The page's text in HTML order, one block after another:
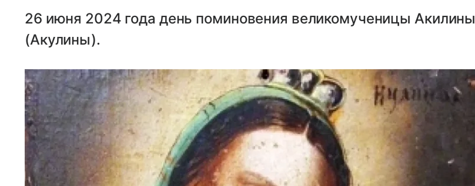
26 июня 2024 года день поминовения великомученицы Акилины
(Акулины).